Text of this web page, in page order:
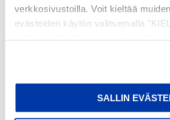
verkkosivustoilla. Voit kieltää
evästeiden käytön valitsemalla
suostumuksesi tai muuttaa sitä
evästeselosteestamme.
SALLIN